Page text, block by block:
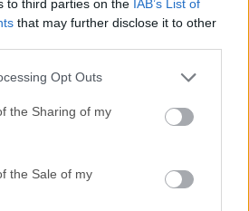
to third parties on the IAB’s List of
that may further disclose it to other
Opt Outs
the Sharing of my
the Sale of my
a nuestrapágina de contactoy
tu opinión!